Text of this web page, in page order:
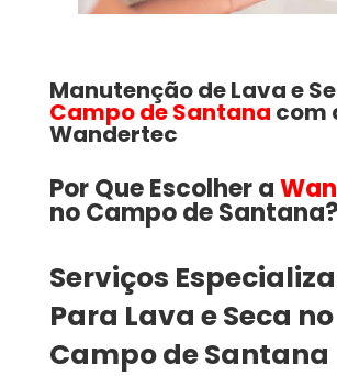
Manutenção de Lava e
Campo de Santana com
Wandertec
Por Que Escolher a
no Campo de Santana​​​?
Serviços
Para Lava e Seca no
Campo de Santana